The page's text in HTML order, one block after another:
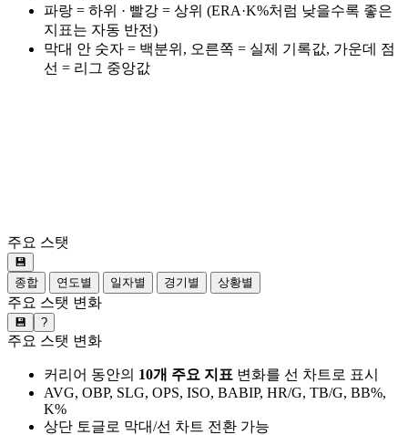
파랑 = 하위 · 빨강 = 상위 (ERA·K%처럼 낮을수록 좋은
지표는 자동 반전)
막대 안 숫자 = 백분위, 오른쪽 = 실제 기록값, 가운데 점
선 = 리그 중앙값
주요 스탯
💾
종합
연도별 일자별 경기별 상황별
주요 스탯 변화
💾 ?
주요 스탯 변화
커리어 동안의 10개 주요 지표 변화를 선 차트로 표시
AVG, OBP, SLG, OPS, ISO, BABIP, HR/G, TB/G, BB%,
K%
상단 토글로 막대/선 차트 전환 가능